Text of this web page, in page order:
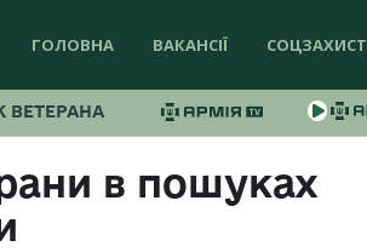
ГОЛОВНА ВАКАНСІЇ СОЦЗАХИСТ
ВЕТЕРАНА
в пошуках